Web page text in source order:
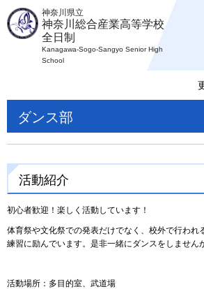
神奈川県立
神奈川総合産業高等学校
全日制
Kanagawa-Sogo-Sangyo Senior High
School
ダンス部
活動紹介
初心者歓迎！楽しく活動しています！
体育祭や文化祭での発表だけでなく、校外で行われ
練習に励んでいます。是非一緒にダンスをしません
活動場所：多目的室、武道場